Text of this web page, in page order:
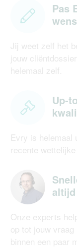
Pas
Jij weet zelf het
jouw
helemaal zelf.
Up-
Evry is helemaal
recente
Onze experts
op tot jouw
binnen een paar